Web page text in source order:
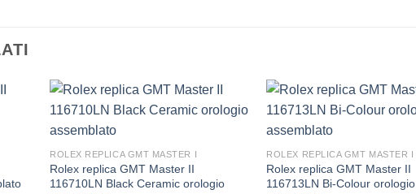
ROLEX REPLICA GMT MASTER I
Rolex replica GMT Master II
116710LN Black Ceramic orologio
ROLEX REPLICA GMT MASTER I
Rolex replica GMT Master II
116713LN Bi-Colour orologio